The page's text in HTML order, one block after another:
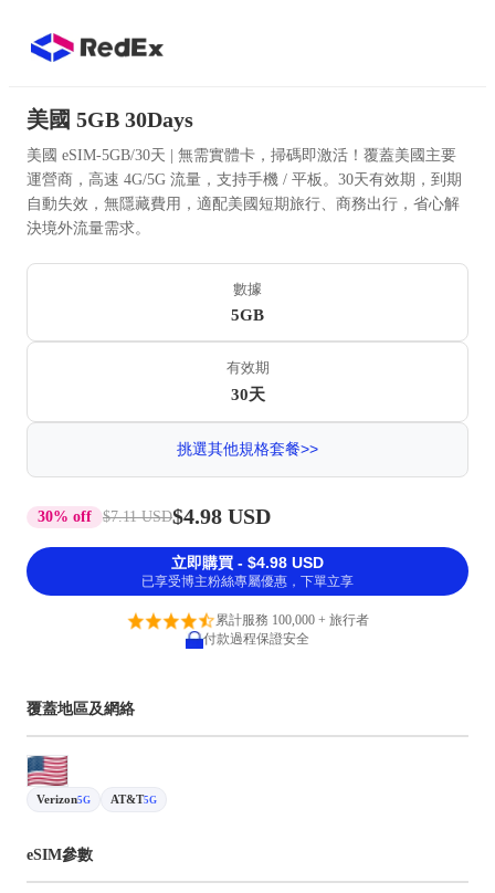
美國 5GB 30Days
美國 eSIM-5GB/30天 | 無需實體卡，掃碼即激活！覆蓋美國主要
運營商，高速 4G/5G 流量，支持手機 / 平板。30天有效期，到期
自動失效，無隱藏費用，適配美國短期旅行、商務出行，省心解
決境外流量需求。
數據
5GB
有效期
30天
挑選其他規格套餐>>
30% off $7.11 USD$4.98 USD
立即購買 - $4.98 USD
已享受博主粉絲專屬優惠，下單立享
累計服務 100,000 + 旅行者
付款過程保證安全
覆蓋地區及網絡
Verizon5G AT&T5G
eSIM參數